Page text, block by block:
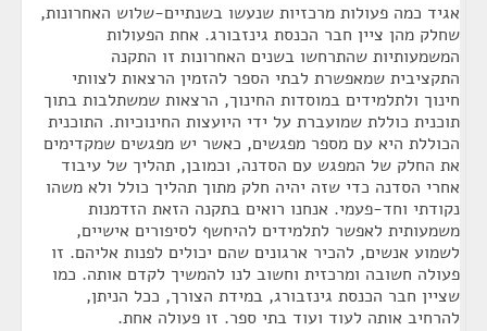
אגיד כמה פעולות מרכזיות שנעשו בשנתיים-שלוש האחרונות,
שחלק מהן ציין חבר הכנסת גינזבורג. אחת הפעולות
המשמעותיות שהתרחשו בשנים האחרונות זו התקנה
התקציבית שמאפשרת לבתי הספר להזמין הרצאות לצוותי
חינוך ולתלמידים במוסדות החינוך, הרצאות שמשתלבות בתוך
תוכנית כוללת שמועברת על ידי היועצות החינוכיות. התוכנית
הכוללת היא עם מספר מפגשים, כאשר יש מפגשים שמקדימים
את החלק של המפגש עם הסדנה, וכמובן, תהליך של עיבוד
אחרי הסדנה כדי שזה יהיה חלק מתוך תהליך כולל ולא משהו
נקודתי וחד-פעמי. אנחנו רואים בתקנה הזאת הזדמנות
משמעותית לאפשר לתלמידים להיחשף לסיפורים אישיים,
לשמוע אנשים, להכיר ארגונים שהם יכולים לפנות אליהם. זו
פעולה חשובה ומרכזית וחשוב לנו להמשיך לקדם אותה. כמו
שציין חבר הכנסת גינזבורג, במידת הצורך, ככל הניתן,
להרחיב אותה לעוד ועוד בתי ספר. זו פעולה אחת.